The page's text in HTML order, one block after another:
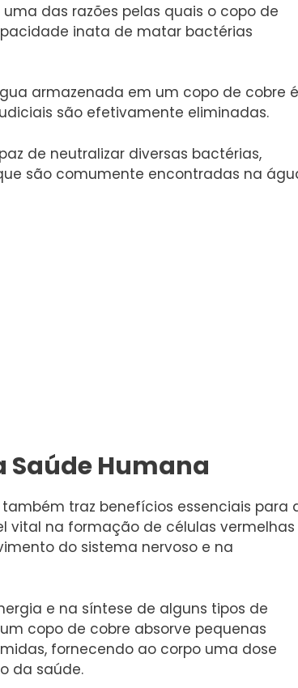
das razões pelas quais o copo de
inata de matar bactérias
armazenada em um copo de cobre é
são efetivamente eliminadas.
de neutralizar diversas bactérias,
são comumente encontradas na
Saúde Humana
traz benefícios essenciais para
vital na formação de células vermelhas
do sistema nervoso e na
e na síntese de alguns tipos de
copo de cobre absorve pequenas
fornecendo ao corpo uma dose
da saúde.